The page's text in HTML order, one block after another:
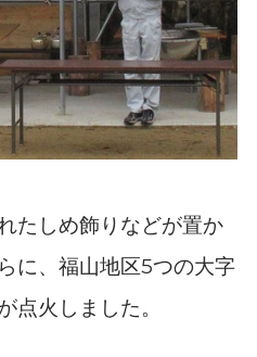
たしめ飾りなどが置か
に、福山地区5つの大字
点火しました。